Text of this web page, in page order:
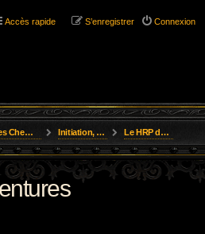
Accès rapide Connexion
S’enregistrer
de L'Aventure Initiation, Scénarios Courts Le HRP des aventures